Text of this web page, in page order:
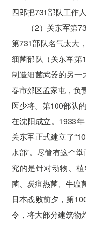
四郎把731部队工作
（2）关东军
第731部队名气太大
细菌部队（关东军第
制造细菌武器的另一
春市郊区孟家屯，负
医少将。第100部队
在沈阳成立。1933
关东军正式建立了
水部”。尽管有这个
究的是针对动物、
菌、炭疽热菌、牛瘟
日本战败前夕，第
令，将大部分建筑物